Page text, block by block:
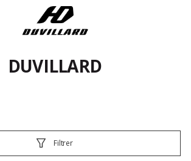
DUVILLARD
Filtrer